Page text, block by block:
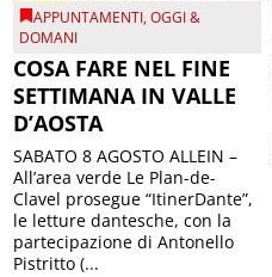
APPUNTAMENTI,OGGI &
DOMANI
COSA FARE NEL FINE
SETTIMANA IN VALLE
D’AOSTA
SABATO 8 AGOSTO ALLEIN –
All’area verde Le Plan-de-
Clavel prosegue “ItinerDante”,
le letture dantesche, con la
partecipazione di Antonello
Pistritto (...